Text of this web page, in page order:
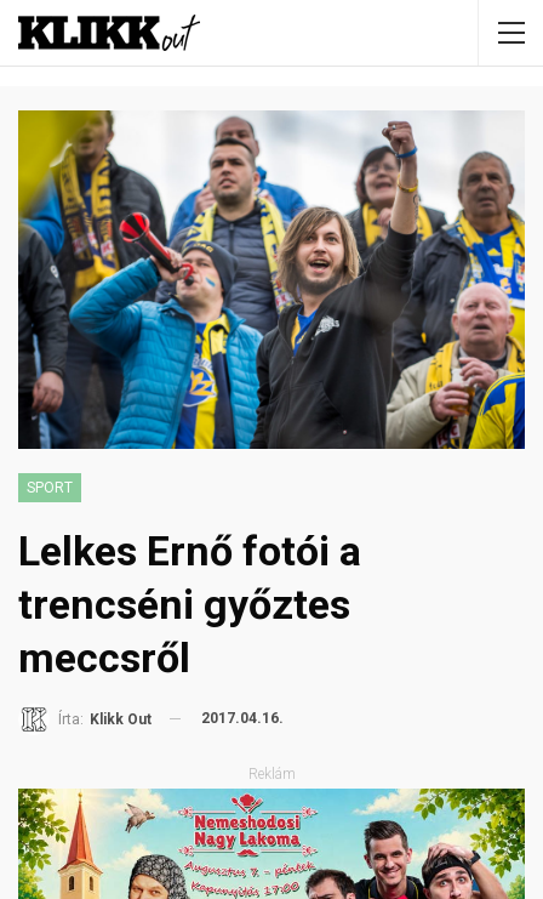
SPORT
Lelkes Ernő fotói a
trencséni győztes
meccsről
Írta: Klikk Out 2017.04.16.
Reklám